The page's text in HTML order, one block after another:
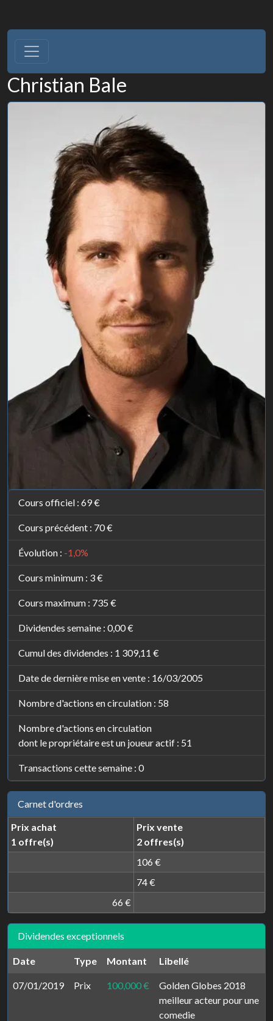
Christian Bale
Cours officiel : 69 €
Cours précédent : 70 €
Évolution : -1,0%
Cours minimum : 3 €
Cours maximum : 735 €
Dividendes semaine : 0,00 €
Cumul des dividendes : 1 309,11 €
Date de dernière mise en vente : 16/03/2005
Nombre d'actions en circulation : 58
Nombre d'actions en circulation
dont le propriétaire est un joueur actif : 51
Transactions cette semaine : 0
Carnet d'ordres
Prix achat
1 offre(s)
Prix vente
2 offres(s)
106 €
74 €
66 €
Dividendes exceptionnels
Date Type Montant Libellé
07/01/2019 Prix 100,000 €
Golden Globes 2018
meilleur acteur pour une
comedie